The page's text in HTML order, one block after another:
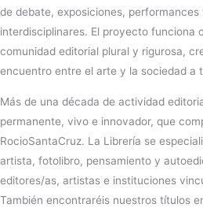
de debate, exposiciones,
interdisciplinares. El proyecto funciona
comunidad editorial plural y rigurosa,
encuentro entre el arte y la sociedad a
Más de una década de actividad
permanente, vivo e innovador, que
RocioSantaCruz. La Librería se
artista, fotolibro, pensamiento y
editores/as, artistas e instituciones
También encontraréis nuestros títulos